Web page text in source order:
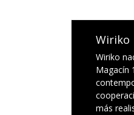
Wiriko
Wiriko
Magacín
más